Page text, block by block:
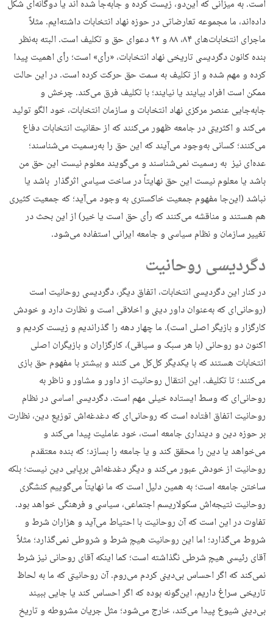
است. به میزانی که این‌دو، زیست کرده و جابه‌جا شده اند یا دوگانه‌ای شکل
داده‌اند، ما مجموعه تعارضاتی در حوزه نهاد انتخابات داشته‌ایم. مثلاً
ماجرای انتخابات‌های ۸۴، ۸۸ و ۹۲ دعوای حق و تکلیف است. البته به‌نظر
بنده کانون دگردیسی تاریخی نهاد انتخابات، «رأی» است؛ رأی اهمیت پیدا
کرده و مهم شده و از تکلیف به سمت حق حرکت کرده است. در این حالت
ممکن است افراد بیایند یا نیایند؛ با تکلیف فرق می‌کند. چرخش و
جابه‌جایی عنصر مرکزی نهاد انتخابات و سازمان انتخابات، خود الگو تولید
می‌کند و اکثریتی در جامعه ظهور می‌کنند که از حقانیت انتخابات دفاع
می‌کنند؛ کسانی به‌وجود می‌آیند که این حق را به‌رسمیت می‌شناسند؛
عده‌ای نیز به رسمیت نمی‌شناسند و می‌گویند معلوم نیست این حق من
باشد یا معلوم نیست این حق نهایتاً در ساخت سیاسی اثرگذار باشد یا
نباشد (این‌جا مفهوم جمعیت خاکستری به وجود می‌آید؛ که جمعیت کثیری
هم هستند و مناقشه می‌کنند که رأی حق است یا خیر) از این بحث در
تغییر سازمان و نظام سیاسی و جامعه ایرانی استفاده می‌شود.
دگردیسی روحانیت
در کنار این دگردیسی انتخابات، اتفاق دیگر، دگردیسی روحانیت است
(روحانی‌ای که به‌عنوان داور دینی و اخلاقی است و نظارت دارد و خودش
کارگزار و بازیگر اصلی است). ما چهار دهه را گذراندیم و زیست کردیم و
اکنون دو روحانی (با هر سبک و سیاقی)، کارگزاران و بازیگران اصلی
انتخابات هستند که با یکدیگر کل‌کل می کنند و بیشتر با مفهوم حق بازی
می‌کنند؛ تا تکلیف. این انتقال روحانیت از داور و مشاور و ناظر به
روحانی‌ای که وسط ایستاده خیلی مهم است. دگردیسی اساسی در نظام
روحانیت اتفاق افتاده است که روحانی‌ای که دغدغه‌اش توزیع دین، نظارت
بر حوزه دین و دینداری جامعه است، خود عاملیت پیدا می‌کند و
می‌خواهد یا دین را محقق کند و یا جامعه را بسازد؛ که بنده معتقدم
روحانیت از خودش عبور می‌کند و دیگر دغدغه‌اش برپایی دین نیست؛ بلکه
ساختن جامعه است؛ به همین دلیل است که ما نهایتاً می‌گوییم کنشگری
روحانیت نتیجه‌اش سکولاریسم اجتماعی، سیاسی و فرهنگی خواهد بود.
تفاوت در این است که آن روحانیت با احتیاط می‌آید و هزاران شرط و
شروط می‌گذارد؛ اما این روحانیت هیچ شرط و شروطی نمی‌گذارد؛ مثلاً
آقای رئیسی هیچ شرطی نگذاشته است؛ کما اینکه آقای روحانی نیز شرط
نمی‌کند که اگر احساس بی‌دینی کردم می‌روم. آن روحانیتی که ما به لحاظ
تاریخی سراغ داریم، این‌گونه بوده که اگر احساس کند یا جایی ببیند
بی‌دینی شیوع پیدا می‌کند، خارج می‌شود؛ مثل جریان مشروطه و تاریخ